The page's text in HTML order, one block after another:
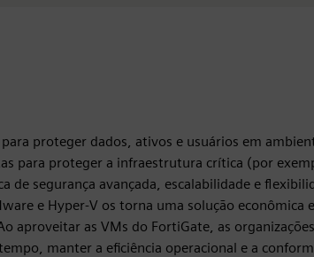
proteger dados, ativos e usuários em
para proteger a infraestrutura crítica (por
segurança avançada, escalabilidade e
e Hyper-V os torna uma solução econômica e
aproveitar as VMs do FortiGate, as organizações
manter a eficiência operacional e a